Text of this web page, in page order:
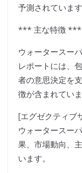
予測されています
*** 主な特徴 ***
ウォータースー
レポートには、
者の意思決定を
徴が含まれていま
[エグゼクティブ
ウォータースー
果、市場動向、
います。